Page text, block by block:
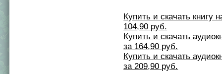
Купить и скачать книгу
104,90 руб.
Купить и скачать
за 164,90 руб.
Купить и скачать
за 209,90 руб.